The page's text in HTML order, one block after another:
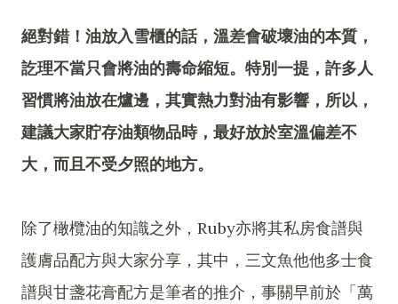
絕對錯！油放入雪櫃的話，溫差會破壞油的本質，
訖理不當只會將油的壽命縮短。特別一提，許多人
習慣將油放在爐邊，其實熱力對油有影響，所以，
建議大家貯存油類物品時，最好放於室溫偏差不
大，而且不受夕照的地方。
除了橄欖油的知識之外，Ruby亦將其私房食譜與
護膚品配方與大家分享，其中，三文魚他他多士食
譜與甘盞花膏配方是筆者的推介，事關早前於「萬